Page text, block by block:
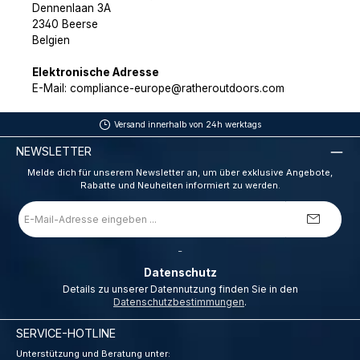
Dennenlaan 3A
2340 Beerse
Belgien
Elektronische Adresse
E-Mail: compliance-europe@ratheroutdoors.com
Versand innerhalb von 24h werktags
NEWSLETTER
Melde dich für unserem Newsletter an, um über exklusive Angebote,
Rabatte und Neuheiten informiert zu werden.
E-
Mail-
Adresse
Datenschutz
Datenschutzbestimmungen.
SERVICE-HOTLINE
Unterstützung und Beratung unter: